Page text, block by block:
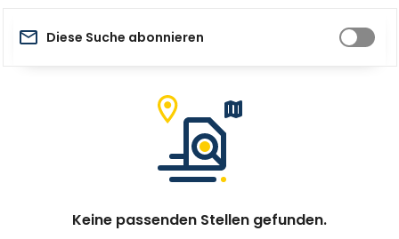
Diese Suche abonnieren
Keine passenden Stellen gefunden.